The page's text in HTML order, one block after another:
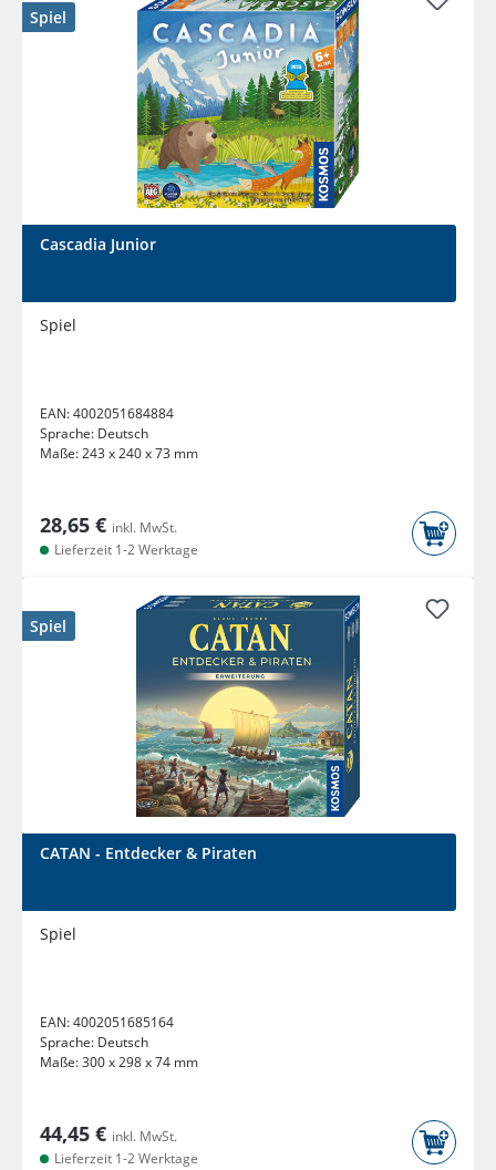
Spiel
Cascadia Junior
Spiel
EAN:4002051684884
Sprache: Deutsch
Maße:243 x 240 x 73 mm
28,65 € inkl. MwSt.
Lieferzeit 1-2 Werktage
Spiel
CATAN - Entdecker & Piraten
Spiel
EAN:4002051685164
Sprache: Deutsch
Maße:300 x 298 x 74 mm
44,45 € inkl. MwSt.
Lieferzeit 1-2 Werktage